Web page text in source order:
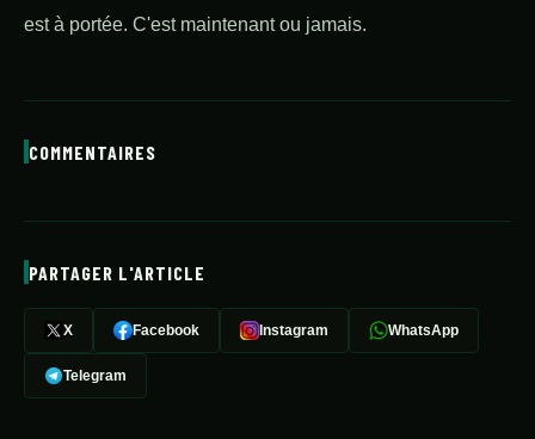
est à portée. C'est maintenant ou jamais.
COMMENTAIRES
PARTAGER L'ARTICLE
X Facebook Instagram WhatsApp
Telegram